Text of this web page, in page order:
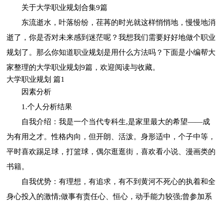
关于大学职业规划合集9篇
东流逝水，叶落纷纷，荏苒的时光就这样悄悄地，慢慢地消
逝了，你是否对未来感到迷茫呢？我想我们需要好好地做个职业
规划了。那么你知道职业规划是用什么方法吗？下面是小编帮大
家整理的大学职业规划9篇，欢迎阅读与收藏。
大学职业规划 篇1
因素分析
1.个人分析结果
自我介绍：我是一个当代专科生,是家里最大的希望——成
为有用之才。性格内向，但开朗、活泼。身形适中，个子中等，
平时喜欢踢足球，打篮球，偶尔逛逛街，喜欢看小说、漫画类的
书籍。
自我优势：有理想，有追求，有不到黄河不死心的执着和全
身心投入的激情;做事有责任心、恒心，动手能力较强;曾参加系